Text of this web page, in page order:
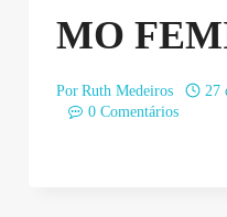
MO
Por Ruth Medeiros
27
0 Comentários